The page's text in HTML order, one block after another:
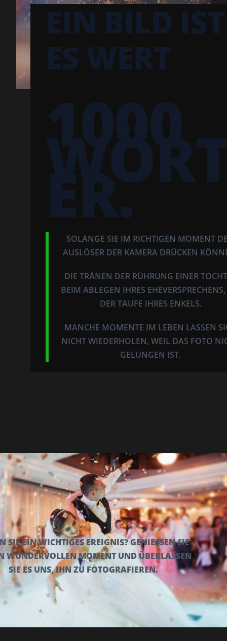
EIN BILD IST
ES WERT
1000
ER.
SOLANGE SIE IM RICHTIGEN MOMENT
AUSLÖSER DER KAMERA DRÜCKEN
DIE TRÄNEN DER RÜHRUNG EINER
BEIM ABLEGEN IHRES
DER TAUFE IHRES ENKELS.
MANCHE MOMENTE IM LEBEN LASSEN
NICHT WIEDERHOLEN, WEIL DAS FOTO
GELUNGEN IST.
SIE EIN WICHTIGES EREIGNIS? GENIESSEN SIE D
MOMENT UND ÜBERLASSEN S
IE ES UNS, IHN ZU FOTOGRAFIEREN.